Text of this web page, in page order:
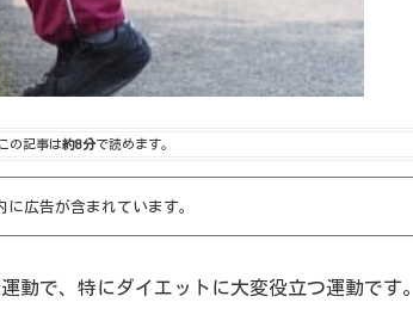
この記事は約8分で読めます。
に広告が含まれています。
動で、特にダイエットに大変役立つ運動です。